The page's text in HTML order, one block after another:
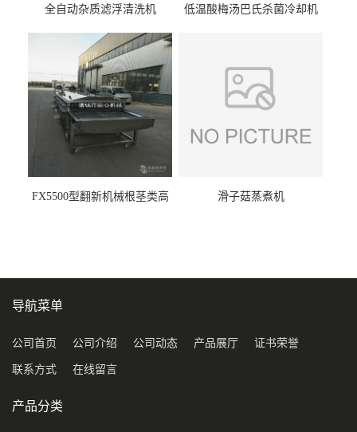
全自动杂质滤浮清洗机 低温酸梅汤巴氏杀菌冷却机
FX5500型翻新机械根茎类高
滑子菇蒸煮机
导航菜单
公司首页 公司介绍 公司动态 产品展厅 证书荣誉
联系方式 在线留言
产品分类